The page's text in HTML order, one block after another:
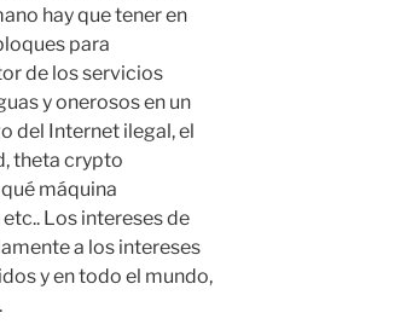
hay que tener en
para
de los servicios
y onerosos en un
del Internet ilegal, el
theta crypto
máquina
Los intereses de
a los intereses
y en todo el mundo,